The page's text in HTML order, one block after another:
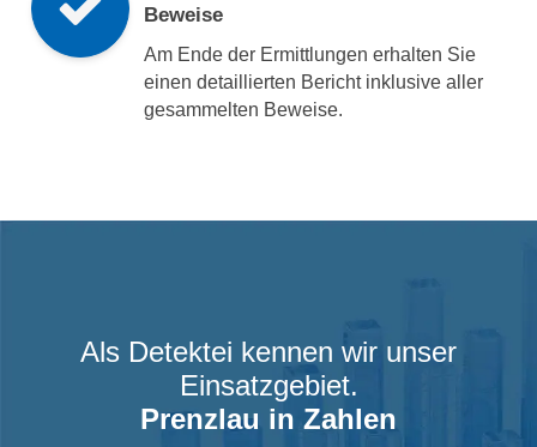
Beweise
Am Ende der Ermittlungen erhalten Sie
einen detaillierten Bericht inklusive aller
gesammelten Beweise.
Als Detektei kennen wir unser
Einsatzgebiet.
Prenzlau in Zahlen